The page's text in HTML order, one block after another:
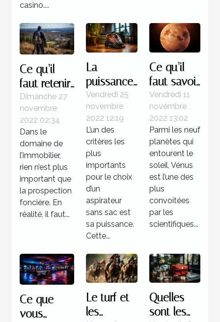
casino....
Ce qu’il
faut retenir
à propos
des
logiciels de
prospection
foncière
Dimanche 27
novembre
2022 02:34
Dans le
domaine de
l’immobilier,
rien n’est plus
important que
la prospection
foncière. En
réalité, il faut...
La
puissance
d’un
aspirateur
sans sac
Vendredi 25
novembre
2022 12:19
L’un des
critères les
plus
importants
pour le choix
d’un
aspirateur
sans sac est
sa puissance.
Cette...
Ce qu’il
faut savoir
de la
planète
Vénus
Vendredi 11
novembre
2022 13:02
Parmi les neuf
planètes qui
entourent le
soleil, Vénus
est l’une des
plus
convoitées
par les
scientifiques...
Ce que
vous
Le turf et
les
Quelles
sont les